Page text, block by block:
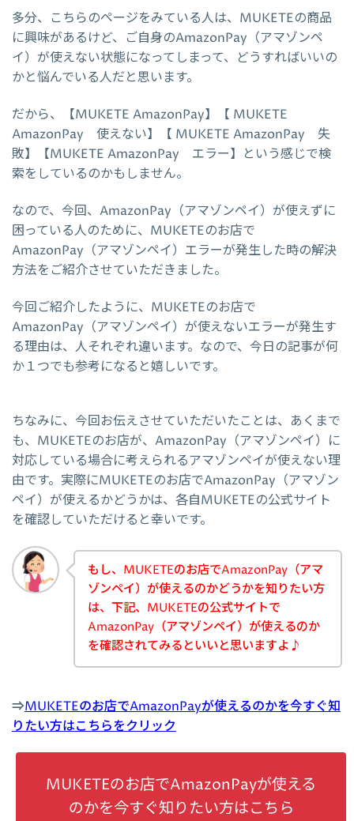
多分、こちらのページをみている人は、MUKETEの商品
に興味があるけど、ご自身のAmazonPay（アマゾンペ
イ）が使えない状態になってしまって、どうすればいいの
かと悩んでいる人だと思います。
だから、【MUKETE AmazonPay】【 MUKETE
AmazonPay 使えない】【 MUKETE AmazonPay 失
敗】【MUKETE AmazonPay エラー】という感じで検
索をしているのかもしません。
なので、今回、AmazonPay（アマゾンペイ）が使えずに
困っている人のために、MUKETEのお店で
AmazonPay（アマゾンペイ）エラーが発生した時の解決
方法をご紹介させていただきました。
今回ご紹介したように、MUKETEのお店で
AmazonPay（アマゾンペイ）が使えないエラーが発生す
る理由は、人それぞれ違います。なので、今日の記事が何
か１つでも参考になると嬉しいです。
ちなみに、今回お伝えさせていただいたことは、あくまで
も、MUKETEのお店が、AmazonPay（アマゾンペイ）に
対応している場合に考えられるアマゾンペイが使えない理
由です。実際にMUKETEのお店でAmazonPay（アマゾン
ペイ）が使えるかどうかは、各自MUKETEの公式サイト
を確認していただけると幸いです。
もし、MUKETEのお店でAmazonPay（アマ
ゾンペイ）が使えるのかどうかを知りたい方
は、下記、MUKETEの公式サイトで
AmazonPay（アマゾンペイ）が使えるのか
を確認されてみるといいと思いますよ♪
⇒MUKETEのお店でAmazonPayが使えるのかを今すぐ知
りたい方はこちらをクリック
MUKETEのお店でAmazonPayが使える
のかを今すぐ知りたい方はこちら